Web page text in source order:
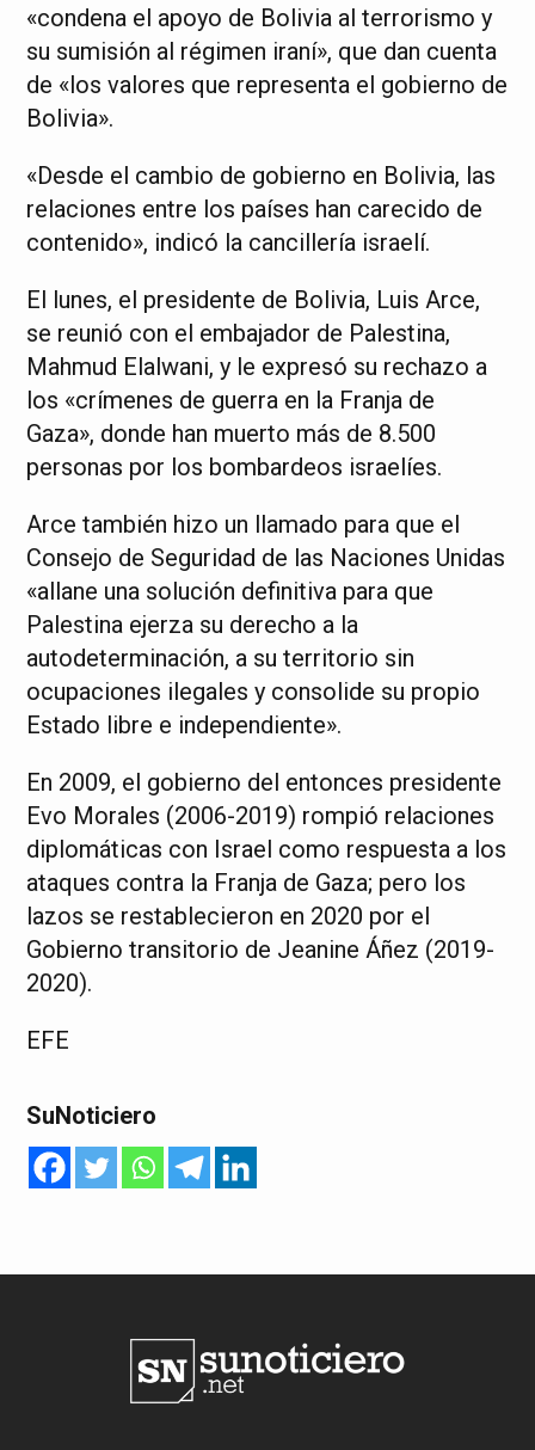
«condena el apoyo de Bolivia al terrorismo y
su sumisión al régimen iraní», que dan cuenta
de «los valores que representa el gobierno de
Bolivia».
«Desde el cambio de gobierno en Bolivia, las
relaciones entre los países han carecido de
contenido», indicó la cancillería israelí.
El lunes, el presidente de Bolivia, Luis Arce,
se reunió con el embajador de Palestina,
Mahmud Elalwani, y le expresó su rechazo a
los «crímenes de guerra en la Franja de
Gaza», donde han muerto más de 8.500
personas por los bombardeos israelíes.
Arce también hizo un llamado para que el
Consejo de Seguridad de las Naciones Unidas
«allane una solución definitiva para que
Palestina ejerza su derecho a la
autodeterminación, a su territorio sin
ocupaciones ilegales y consolide su propio
Estado libre e independiente».
En 2009, el gobierno del entonces presidente
Evo Morales (2006-2019) rompió relaciones
diplomáticas con Israel como respuesta a los
ataques contra la Franja de Gaza; pero los
lazos se restablecieron en 2020 por el
Gobierno transitorio de Jeanine Áñez (2019-
2020).
EFE
SuNoticiero